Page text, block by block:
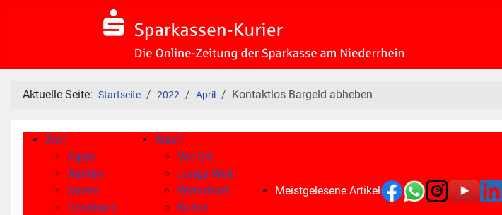
Aktuelle Seite: Startseite 2022 April Kontaktlos Bargeld abheben
Wo?
Alpen
Xanten
Moers
Sonsbeck
Was?
Vor Ort
Junge Welt
Wirtschaft
Kultur
Meistgelesene Artikel